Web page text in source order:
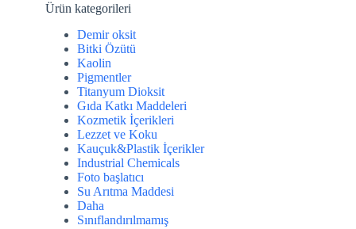
Ürün kategorileri
Demir oksit
Bitki Özütü
Kaolin
Pigmentler
Titanyum Dioksit
Gıda Katkı Maddeleri
Kozmetik İçerikleri
Lezzet ve Koku
Kauçuk&Plastik İçerikler
Industrial Chemicals
Foto başlatıcı
Su Arıtma Maddesi
Daha
Sınıflandırılmamış